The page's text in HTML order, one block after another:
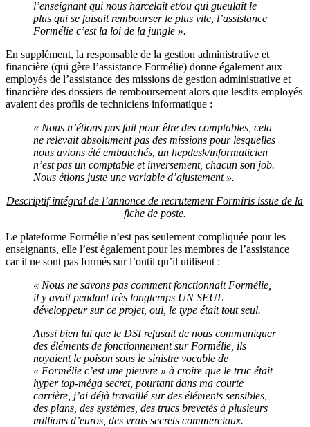
l’enseignant qui nous harcelait et/ou qui gueulait le
plus qui se faisait rembourser le plus vite, l’assistance
Formélie c’est la loi de la jungle ».
En supplément, la responsable de la gestion administrative et
financière (qui gère l’assistance Formélie) donne également aux
employés de l’assistance des missions de gestion administrative et
financière des dossiers de remboursement alors que lesdits employés
avaient des profils de techniciens informatique :
« Nous n’étions pas fait pour être des comptables, cela
ne relevait absolument pas des missions pour lesquelles
nous avions été embauchés, un hepdesk/informaticien
n’est pas un comptable et inversement, chacun son job.
Nous étions juste une variable d’ajustement ».
Descriptif intégral de l’annonce de recrutement Formiris issue de la
fiche de poste.
Le plateforme Formélie n’est pas seulement compliquée pour les
enseignants, elle l’est également pour les membres de l’assistance
car il ne sont pas formés sur l’outil qu’il utilisent :
« Nous ne savons pas comment fonctionnait Formélie,
il y avait pendant très longtemps UN SEUL
développeur sur ce projet, oui, le type était tout seul.
Aussi bien lui que le DSI refusait de nous communiquer
des éléments de fonctionnement sur Formélie, ils
noyaient le poison sous le sinistre vocable de
« Formélie c’est une pieuvre » à croire que le truc était
hyper top-méga secret, pourtant dans ma courte
carrière, j’ai déjà travaillé sur des éléments sensibles,
des plans, des systèmes, des trucs brevetés à plusieurs
millions d’euros, des vrais secrets commerciaux.